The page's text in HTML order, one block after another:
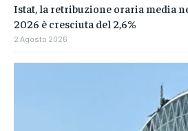
Istat, la retribuzione oraria media
2026 è cresciuta del 2,6%
2 Agosto 2026